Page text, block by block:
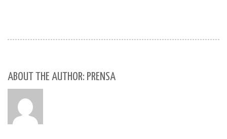
ABOUT THE AUTHOR: PRENSA